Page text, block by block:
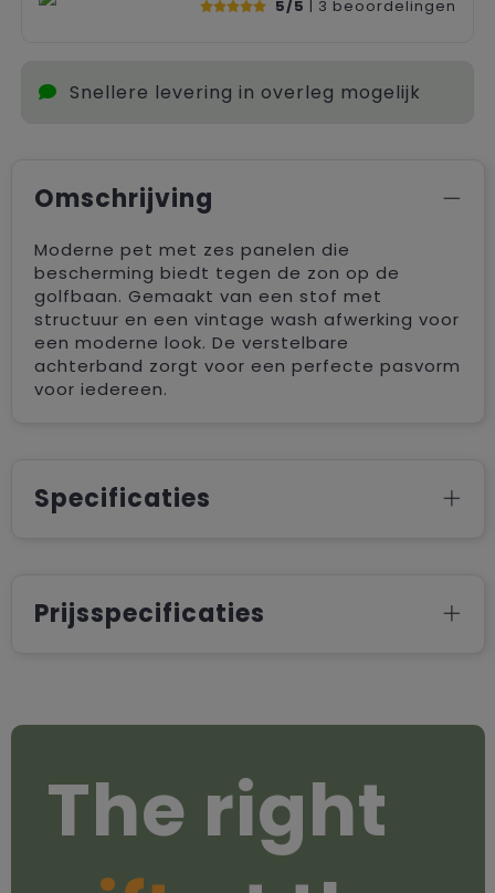
5/5 | 3 beoordelingen
Snellere levering in overleg mogelijk
Omschrijving
Moderne pet met zes panelen die
bescherming biedt tegen de zon op de
golfbaan. Gemaakt van een stof met
structuur en een vintage wash afwerking voor
een moderne look. De verstelbare
achterband zorgt voor een perfecte pasvorm
voor iedereen.
Specificaties
Prijsspecificaties
The right